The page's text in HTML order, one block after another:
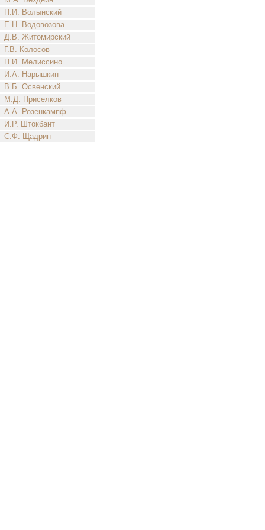
П.И. Волынский
Е.Н. Водовозова
Д.В. Житомирский
Г.В. Колосов
П.И. Мелиссино
И.А. Нарышкин
В.Б. Освенский
М.Д. Приселков
А.А. Розенкампф
И.Р. Штокбант
С.Ф. Щадрин